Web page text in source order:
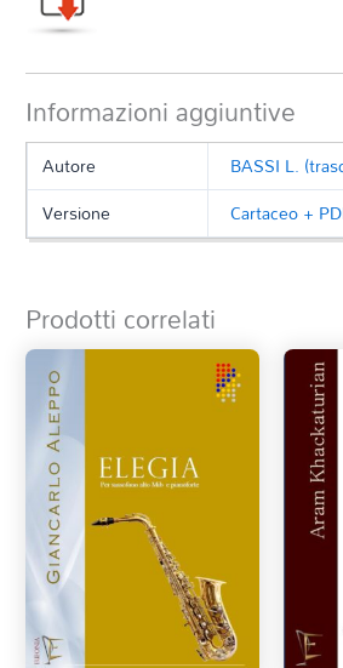
Informazioni aggiuntive
Autore
BASSI L.
Versione
Cartaceo +
Prodotti correlati